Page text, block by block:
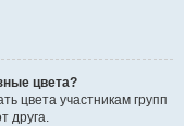
цвета?
цвета участникам групп
друга.